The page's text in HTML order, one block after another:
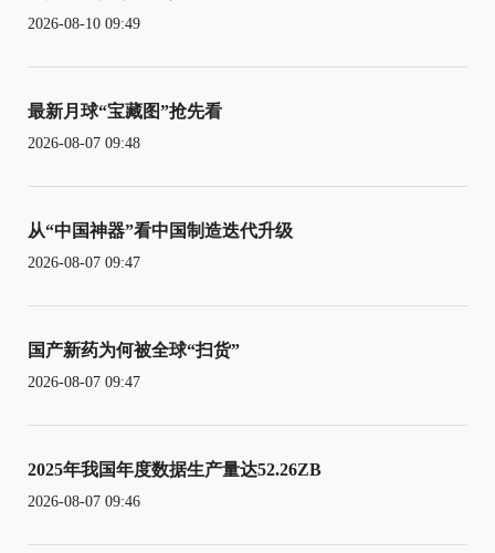
2026-08-10 09:49
最新月球“宝藏图”抢先看
2026-08-07 09:48
从“中国神器”看中国制造迭代升级
2026-08-07 09:47
国产新药为何被全球“扫货”
2026-08-07 09:47
2025年我国年度数据生产量达52.26ZB
2026-08-07 09:46